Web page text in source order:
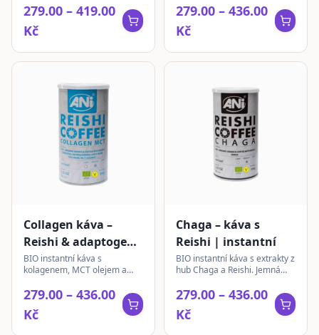
sladěná chuť pro každý den.
279.00 – 419.00
Kč
jedinečnou chuť.
279.00 – 436.00
Kč
Collagen káva –
Reishi & adaptogeny
| instantní
BIO instantní káva s
kolagenem, MCT olejem a
Chaga, Ashwagandha a Lion's
potěšení.
279.00 – 436.00
Kč
Chaga – káva s
Reishi | instantní
BIO instantní káva s extrakty z
hub Chaga a Reishi. Jemná
senzorickým profilem pro
každodenní vychutnávání.
279.00 – 436.00
Kč